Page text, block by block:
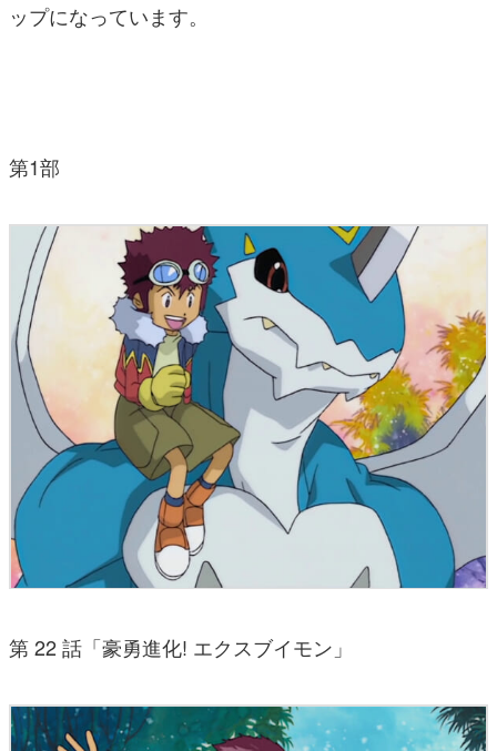
ップになっています。
第1部
第 22 話「豪勇進化! エクスブイモン」